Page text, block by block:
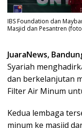
IBS Foundation dan
Masjid dan Pesantren
JuaraNews,
Syariah
dan berkelanjutan
Filter Air Minum
Kedua lembaga
minum ke masjid